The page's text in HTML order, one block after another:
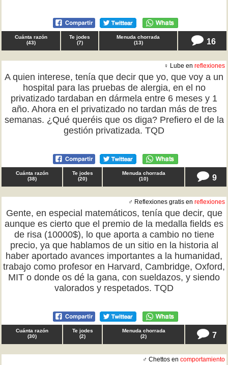
Cuánta razón
(43)
Te jodes
(7)
Menuda chorrada
(13) 16
♀ Lube en reflexiones
A quien interese, tenía que decir que yo, que voy a un
hospital para las pruebas de alergia, en el no
privatizado tardaban en dármela entre 6 meses y 1
año. Ahora en el privatizado no tardan más de tres
semanas. ¿Qué queréis que os diga? Prefiero el de la
gestión privatizada. TQD
Cuánta razón
(38)
Te jodes
(20)
Menuda chorrada
(10) 9
♂ Reflexiones gratis en reflexiones
Gente, en especial matemáticos, tenía que decir, que
aunque es cierto que el premio de la medalla fields es
de risa (10000$), lo que aporta a cambio no tiene
precio, ya que hablamos de un sitio en la historia al
haber aportado avances importantes a la humanidad,
trabajo como profesor en Harvard, Cambridge, Oxford,
MIT o donde os dé la gana, con sueldazos, y siendo
valorados y respetados. TQD
Cuánta razón
(30)
Te jodes
(2)
Menuda chorrada
(2) 7
♂ Chettos en comportamiento